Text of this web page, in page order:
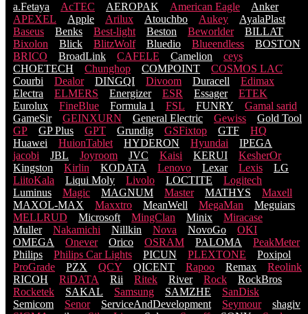
a.Fetaya AcTEC AEROPAK American Eagle
Anker
APEXEL
Apple Arilux Atouchbo Aukey
AyalaPlast
Baseus
Benks Best-light Beston Beworlder
BILLAT
Bixolon
Blick BlitzWolf Bluedio Blueendless
BOSTON
BRICO
BroadLink CAFELE Camelion
ceys
CHOETECH
Chunghop COMPOINT
COSMOS LACֹ
Courbi
Dealor DINGQI Divoom Duracell
Edimax
Electra
ELMERS Energizer ESR Essager
ETEK
Eurolux
FineBlue Formula 1 FSL FUNRY
Gamal sarid
GameSir
GEINXURN General Electric Gewiss
Gold Tool
GP
GP Plus GPT Grundig GSFixtop GTF
HQ
Huawei
HuionTablet HYDERON Hyundai
IPEGA
jacobi
JBL Joyroom JVC Kaisi KERUI
KesherOr
Kingston
Kirlin KODATA Lenovo Lexar Lexis
LG
LiitoKala
Liqui Moly Livolo LOCTITE
Logitech
Luminus
Magic MAGNUM Master MATHYS
Maxell
MAXOL-MAX
Maxxtro MeanWell MegaMan
Meguiars
MELLRUD
Microsoft MingClan Minix
Miracase
Muller
Nakamichi Nillkin Nova NovoGo
OKI
OMEGA
Onever Orico OSRAM PALOMA
PeakMeter
Philips
Philips Car Lights PICUN PLEXTONE
Poxipol
ProGrade
PZX QCY QICENT Rapoo Remax
Reolink
RICOH
RiDATA Rii Ritek River Rock
RockBros
Rocketek
SAKAL Samsung SAMZHE
SanDisk
Semicom
Senor ServiceAndDevelopment Seymour
shagiv